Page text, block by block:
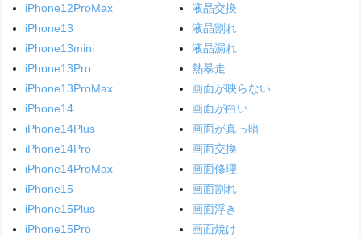
iPhone12ProMax
iPhone13
iPhone13mini
iPhone13Pro
iPhone13ProMax
iPhone14
iPhone14Plus
iPhone14Pro
iPhone14ProMax
iPhone15
iPhone15Plus
iPhone15Pro
液晶交換
液晶割れ
液晶漏れ
熱暴走
画面が映らない
画面が白い
画面が真っ暗
画面交換
画面修理
画面割れ
画面浮き
画面焼け